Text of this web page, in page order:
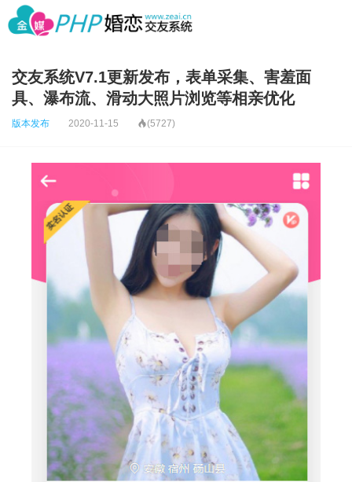
交友系统V7.1更新发布，表单采集、害羞面
具、瀑布流、滑动大照片浏览等相亲优化
版本发布 2020-11-15 (5727)